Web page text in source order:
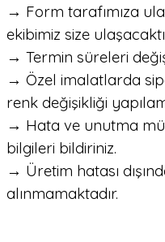
→ Form tarafımıza
ekibimiz size
→ Termin süreleri
→ Özel imalatlarda
renk değişikliği
→ Hata ve unutma
bilgileri bildiriniz.
→ Üretim hatası
alınmamaktadır.